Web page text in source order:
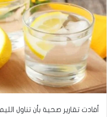
أفادت تقارير صحية بأن تناول